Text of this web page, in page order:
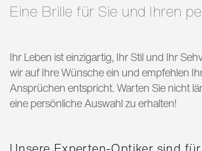
Eine Brille für Sie und Ihren
Ihr Leben ist einzigartig, Ihr Stil und Ihr
wir auf Ihre Wünsche ein und empfehlen
Ansprüchen entspricht. Warten Sie nicht
eine persönliche Auswahl zu erhalten!